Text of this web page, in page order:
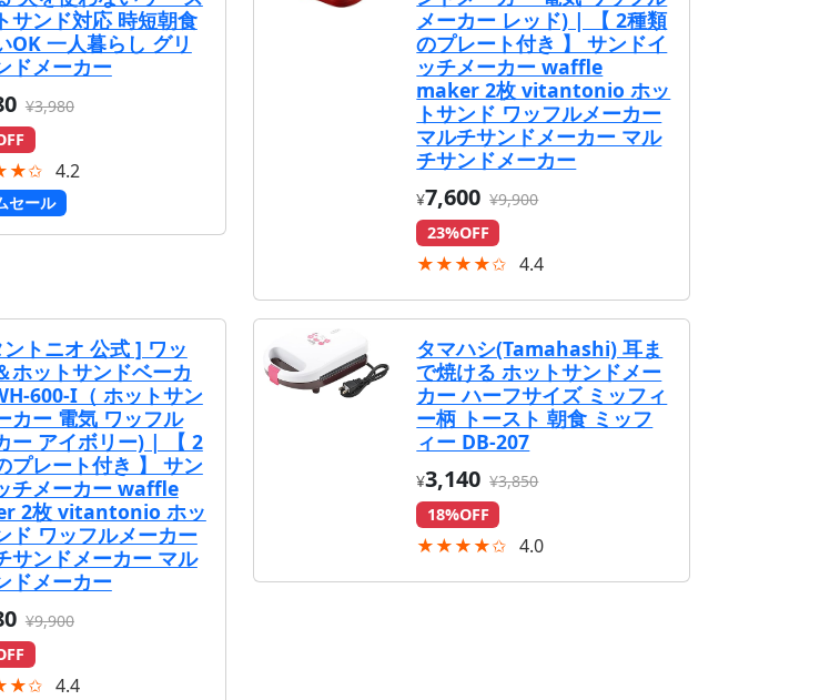
サンド対応 時短朝食
OK 一人暮らし グリ
ドメーカー
¥3,980
4.2
セール
メーカー レッド) | 【 2種類
のプレート付き 】 サンドイ
ッチメーカー waffle
maker 2枚 vitantonio ホッ
トサンド ワッフルメーカー
マルチサンドメーカー マル
チサンドメーカー
¥7,600 ¥9,900
23%OFF
★★★★✩ 4.4
トニオ 公式 ] ワッ
ホットサンドベーカ
600-I（ ホットサン
カー 電気 ワッフル
ー アイボリー) | 【 2
プレート付き 】 サン
チメーカー waffle
2枚 vitantonio ホッ
ド ワッフルメーカー
サンドメーカー マル
ドメーカー
¥9,900
4.4
タマハシ(Tamahashi) 耳ま
で焼ける ホットサンドメー
カー ハーフサイズ ミッフィ
ー柄 トースト 朝食 ミッフ
ィー DB-207
¥3,140 ¥3,850
18%OFF
★★★★✩ 4.0